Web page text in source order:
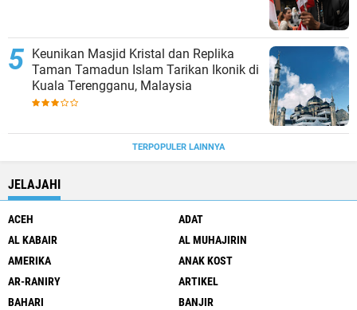
Keunikan Masjid Kristal dan Replika
Taman Tamadun Islam Tarikan Ikonik di
Kuala Terengganu, Malaysia
TERPOPULER LAINNYA
JELAJAHI
ACEH
ADAT
AL KABAIR
AL MUHAJIRIN
AMERIKA
ANAK KOST
AR-RANIRY
ARTIKEL
BAHARI
BANJIR